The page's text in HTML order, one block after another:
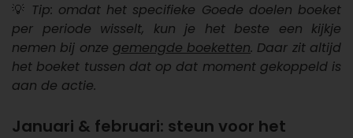
💡 Tip: omdat het specifieke Goede doelen boeket
per periode wisselt, kun je het beste een kijkje
nemen bij onze gemengde boeketten. Daar zit altijd
het boeket tussen dat op dat moment gekoppeld is
aan de actie.
Januari & februari: steun voor het